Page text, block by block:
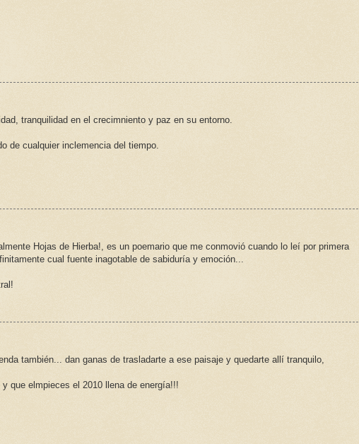
tranquilidad en el crecimniento y paz en su entorno.
de cualquier inclemencia del tiempo.
Hojas de Hierba!, es un poemario que me conmovió cuando lo leí por primera
cual fuente inagotable de sabiduría y emoción...
también... dan ganas de trasladarte a ese paisaje y quedarte allí tranquilo,
que elmpieces el 2010 llena de energía!!!